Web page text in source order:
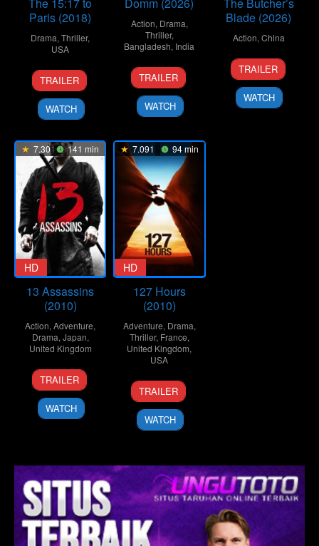
Paris (2018)
Drama,Thriller,
USA
7
Feb
2018
Clint
Eastwood
TRAILER
WATCH
Action, Drama,
Thriller,
Bangladesh, India
21
Mar
2026
Redoan
Rony
TRAILER
WATCH
Blade (2026)
Action, China
8
Jan
2026
Liu
Wenpu
TRAILER
WATCH
7.301 141 min
HD
13 Assassins
(2010)
Action,Adventure,
Drama, Japan,
United Kingdom
25
Sep
2010
Takashi
Miike
TRAILER
WATCH
7.091 94 min
HD
127 Hours
(2010)
Adventure, Drama,
Thriller, France,
United Kingdom,
USA
12
Nov
2010
Danny
Boyle
TRAILER
WATCH